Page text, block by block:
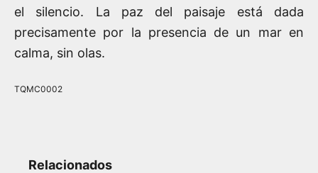
el silencio. La paz del paisaje está dada
precisamente por la presencia de un mar en
calma, sin olas.
TQMC0002
Relacionados